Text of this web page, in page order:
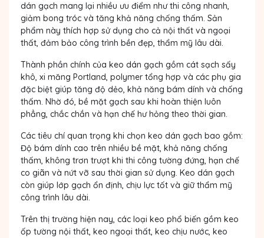
dán gạch mang lại nhiều ưu điểm như thi công nhanh,
giảm bong tróc và tăng khả năng chống thấm. Sản
phẩm này thích hợp sử dụng cho cả nội thất và ngoại
thất, đảm bảo công trình bền đẹp, thẩm mỹ lâu dài.
Thành phần chính của keo dán gạch gồm cát sạch sấy
khô, xi măng Portland, polymer tổng hợp và các phụ gia
đặc biệt giúp tăng độ dẻo, khả năng bám dính và chống
thấm. Nhờ đó, bề mặt gạch sau khi hoàn thiện luôn
phẳng, chắc chắn và hạn chế hư hỏng theo thời gian.
Các tiêu chí quan trọng khi chọn keo dán gạch bao gồm:
Độ bám dính cao trên nhiều bề mặt, khả năng chống
thấm, không trơn trượt khi thi công tường đứng, hạn chế
co giãn và nứt vỡ sau thời gian sử dụng. Keo dán gạch
còn giúp lớp gạch ổn định, chịu lực tốt và giữ thẩm mỹ
công trình lâu dài.
Trên thị trường hiện nay, các loại keo phổ biến gồm keo
ốp tường nội thất, keo ngoại thất, keo chịu nước, keo